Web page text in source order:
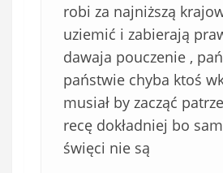
robi za najniższą
uziemić i zabierają
dawaja pouczenie ,
państwie chyba ktoś
musiał by zacząć
recę dokładniej bo
święci nie są